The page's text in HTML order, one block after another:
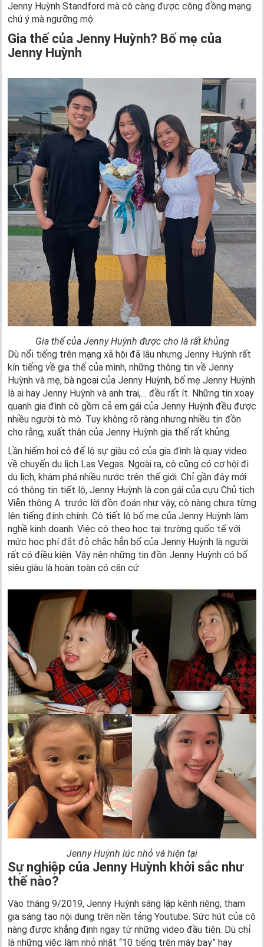
Jenny Huỳnh Standford mà cô càng được cộng đồng mạng
chú ý mà ngưỡng mộ.
Gia thế của Jenny Huỳnh? Bố mẹ của
Jenny Huỳnh
Gia thế của Jenny Huỳnh được cho là rất khủng
Dù nổi tiếng trên mạng xã hội đã lâu nhưng Jenny Huỳnh rất
kín tiếng về gia thế của mình, những thông tin về Jenny
Huỳnh và mẹ, bà ngoại của Jenny Huỳnh, bố mẹ Jenny Huỳnh
là ai hay Jenny Huỳnh và anh trai,… đều rất ít. Những tin xoay
quanh gia đình cô gồm cả em gái của Jenny Huỳnh đều được
nhiều người tò mò. Tuy không rõ ràng nhưng nhiều tin đồn
cho rằng, xuất thân của Jenny Huỳnh gia thế rất khủng.
Lần hiếm hoi cô để lộ sự giàu có của gia đình là quay video
về chuyến du lịch Las Vegas. Ngoài ra, cô cũng có cơ hội đi
du lịch, khám phá nhiều nước trên thế giới. Chỉ gần đây mới
có thông tin tiết lộ, Jenny Huỳnh là con gái của cựu Chủ tịch
Viễn thông A. trước lời đồn đoán như vậy, cô nàng chưa từng
lên tiếng đính chính. Cô tiết lộ bố mẹ của Jenny Huỳnh làm
nghề kinh doanh. Việc cô theo học tại trường quốc tế với
mức học phí đắt đỏ chắc hẳn bố của Jenny Huỳnh là người
rất có điều kiện. Vậy nên những tin đồn Jenny Huỳnh có bố
siêu giàu là hoàn toàn có căn cứ.
Jenny Huỳnh lúc nhỏ và hiện tại
Sự nghiệp của Jenny Huỳnh khởi sắc như
thế nào?
Vào tháng 9/2019, Jenny Huỳnh sáng lập kênh riêng, tham
gia sáng tạo nội dung trên nền tảng Youtube. Sức hút của cô
nàng được khẳng định ngay từ những video đầu tiên. Dù chỉ
là những việc làm nhỏ nhặt “10 tiếng trên máy bay” hay